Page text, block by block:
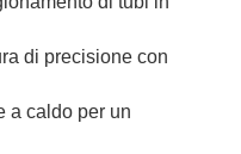
di precisione con
a caldo per un